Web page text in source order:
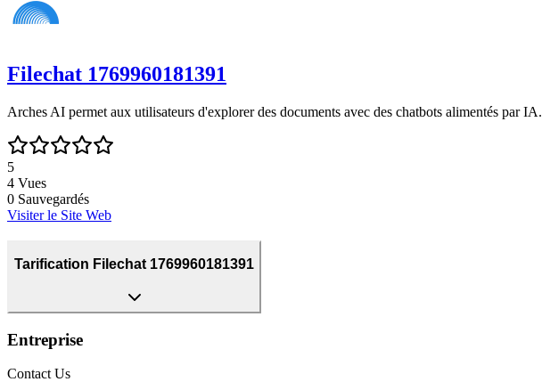
Filechat 1769960181391
Arches AI permet aux utilisateurs d'explorer des documents avec des chatbots alimentés par IA.
5
4 Vues
0 Sauvegardés
Visiter le Site Web
Tarification Filechat 1769960181391
Entreprise
Contact Us